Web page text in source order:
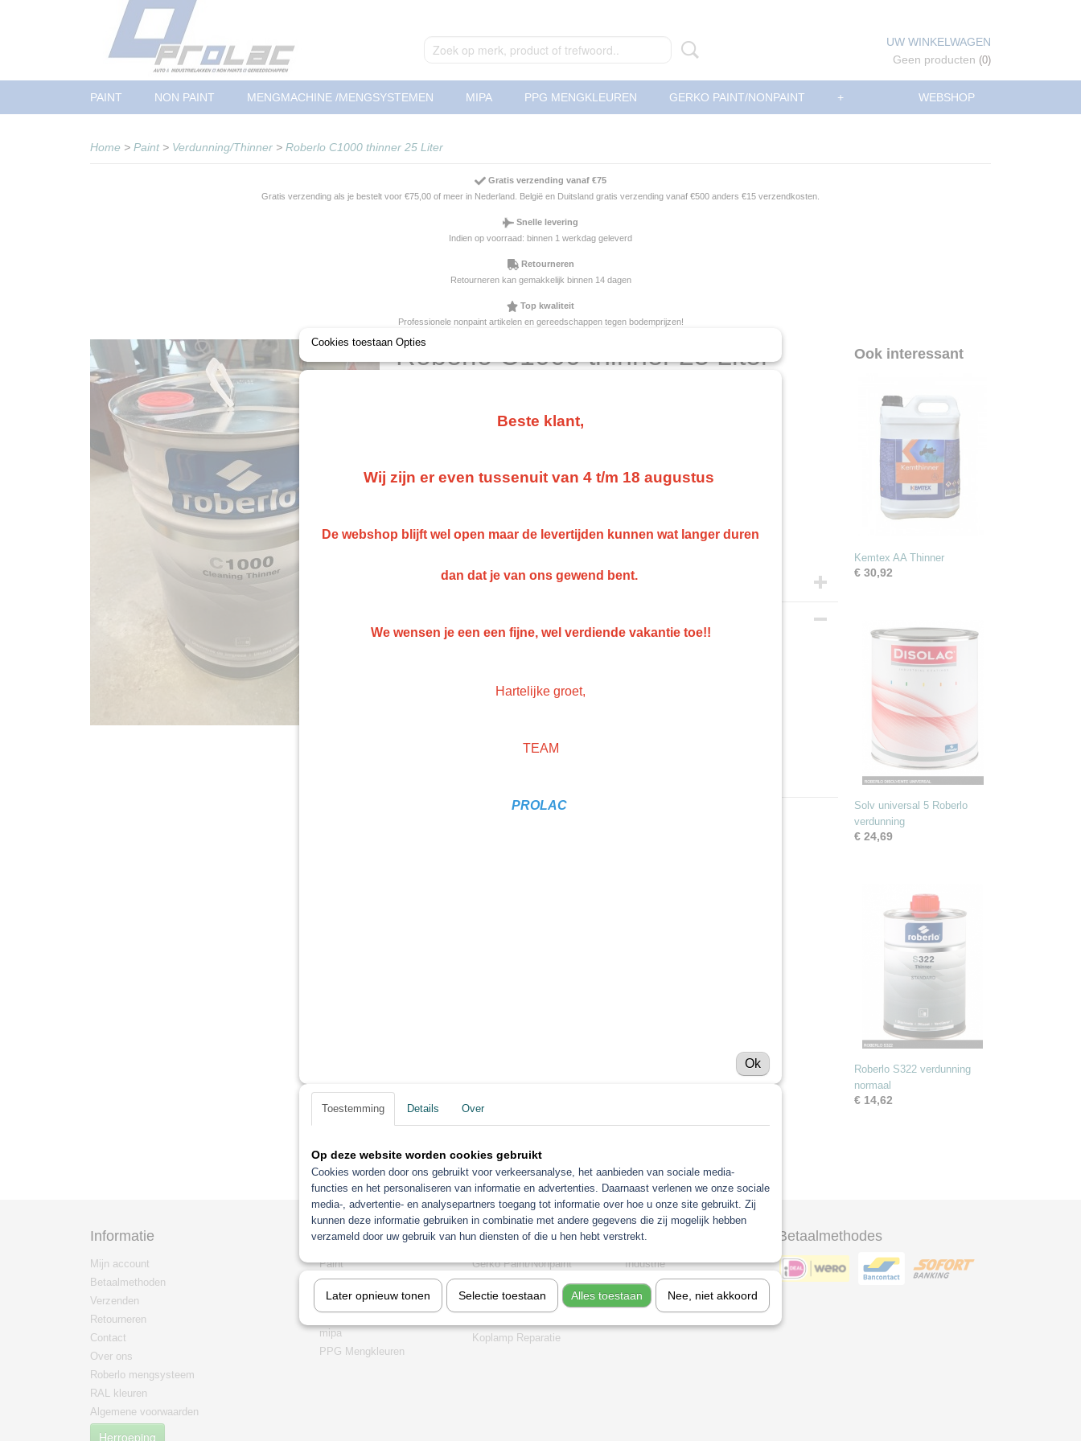
UW WINKELWAGEN
Geen producten (0)
WEBSHOP
PAINT NON PAINT MENGMACHINE /MENGSYSTEMEN MIPA PPG MENGKLEUREN GERKO PAINT/NONPAINT +
Home > Paint> Verdunning/Thinner > Roberlo C1000 thinner 25 Liter
Gratis verzending vanaf €75
Gratis verzending als je bestelt voor €75,00 of meer in Nederland. België en Duitsland gratis verzending vanaf €500 anders €15 verzendkosten.
Snelle levering
Indien op voorraad: binnen 1 werkdag geleverd
Retourneren
Retourneren kan gemakkelijk binnen 14 dagen
Top kwaliteit
Professionele nonpaint artikelen en gereedschappen tegen bodemprijzen!
Roberlo C1000 thinner 25 Liter
Levertijd Geleverd binnen 24 uur!
IN WINKELWAGEN
Specificaties
Bruto gewicht
25,00 Kg
- Extra sterke Thinner om u spuit goed schoon te maken
- kraakhelder brandschoon !
Ook interessant
Kemtex AA Thinner
€ 30,92
Solv universal 5 Roberlo
verdunning
€ 24,69
Roberlo S322 verdunning
normaal
€ 14,62
Informatie
Mijn account
Betaalmethoden
Verzenden
Retourneren
Contact
Over ons
Roberlo mengsysteem
RAL kleuren
Algemene voorwaarden
Herroeping
Categorieën
Paint
Non paint
mengmachine
/mengsystemen
mipa
PPG Mengkleuren
Gerko Paint/Nonpaint
Motip
Troton
Koplamp Reparatie
Industrie
Sagola verfspuitpistool
stofzuigers
Betaalmethodes
Cookies toestaan Opties
Beste klant,
Wij zijn er even tussenuit van 4 t/m 18 augustus
De webshop blijft wel open maar de levertijden kunnen wat langer duren
dan dat je van ons gewend bent.
We wensen je een een fijne, wel verdiende vakantie toe!!
Hartelijke groet,
TEAM
PROLAC
Ok
Toestemming Details Over
Op deze website worden cookies gebruikt
Cookies worden door ons gebruikt voor verkeersanalyse, het aanbieden van sociale media-
functies en het personaliseren van informatie en advertenties. Daarnaast verlenen we onze sociale
media-, advertentie- en analysepartners toegang tot informatie over hoe u onze site gebruikt. Zij
kunnen deze informatie gebruiken in combinatie met andere gegevens die zij mogelijk hebben
verzameld door uw gebruik van hun diensten of die u hen hebt verstrekt.
Later opnieuw tonen Selectie toestaan Alles toestaan Nee, niet akkoord